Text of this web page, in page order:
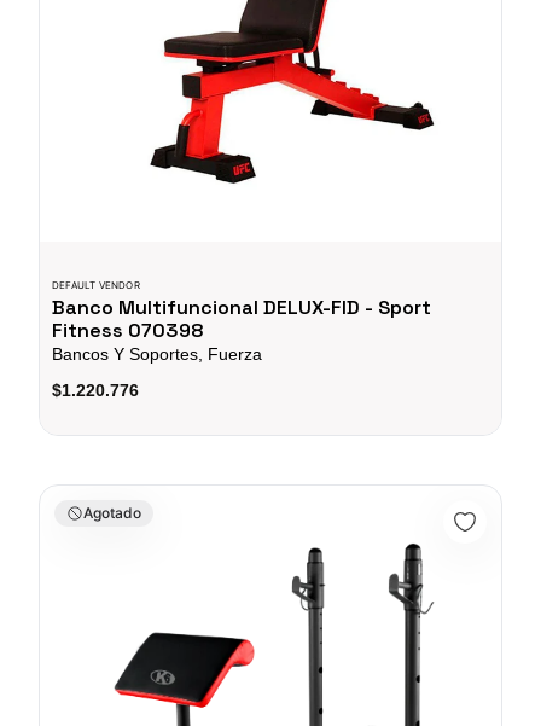
DEFAULT VENDOR
Banco Multifuncional DELUX-FID - Sport
Fitness 070398
Bancos Y Soportes, Fuerza
$1.220.776
Banco de Pesas K6 Atlas 2+ - 66522
Agotado